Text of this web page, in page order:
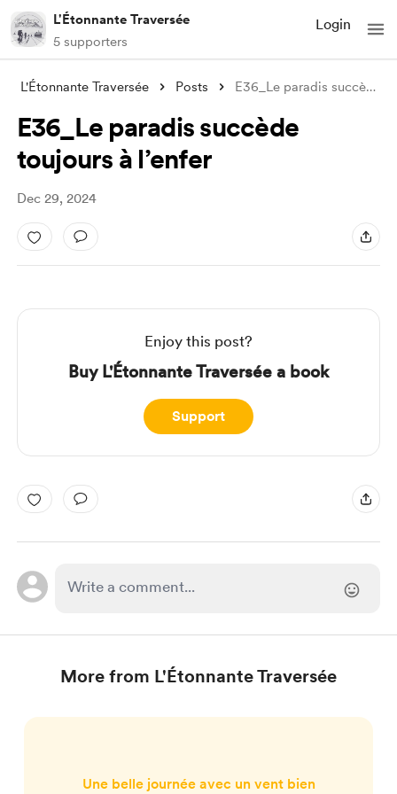
L'Étonnante Traversée
5 supporters
Login
L'Étonnante Traversée Posts E36_Le paradis succède toujours à l’enfe
E36_Le paradis succède
toujours à l’enfer
Dec 29, 2024
Enjoy this post?
Buy L'Étonnante Traversée a book
Support
More from L'Étonnante Traversée
Une belle journée avec un vent bien